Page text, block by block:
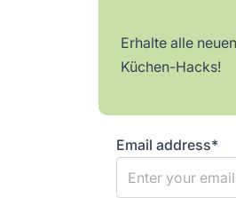
Erhalte alle
Küchen-Hacks!
Email address*